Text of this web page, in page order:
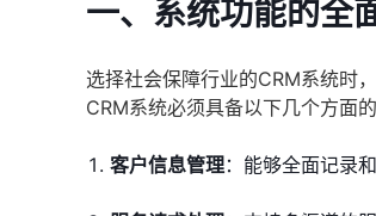
一、系统功能的全
选择社会保障行业的CRM系统时
CRM系统必须具备以下几个方面的
客户信息管理：能够全面记录